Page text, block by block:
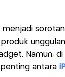
menjadi
Namun,
antara